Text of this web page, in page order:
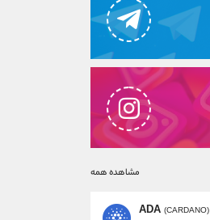
مشاهده همه
ADA (CARDANO)